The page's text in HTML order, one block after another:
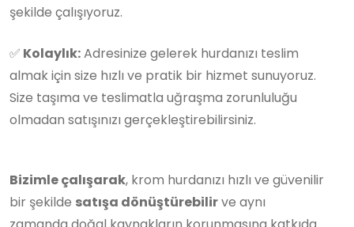
şekilde çalışıyoruz.
✅ Kolaylık:Adresinize gelerek hurdanızı teslim
almak için size hızlı ve pratik bir hizmet sunuyoruz.
Size taşıma ve teslimatla uğraşma zorunluluğu
olmadan satışınızı gerçekleştirebilirsiniz.
Bizimle çalışarak, krom hurdanızı hızlı ve güvenilir
bir şekilde satışa dönüştürebilirve aynı